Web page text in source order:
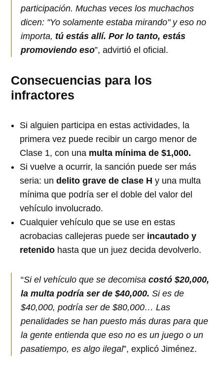
participación. Muchas veces los muchachos
dicen: "Yo solamente estaba mirando" y eso no
importa,tú estás allí. Por lo tanto, estás
promoviendo eso”, advirtió el oficial.
Consecuencias para los
infractores
Si alguien participa en estas actividades, la
primera vez puede recibir un cargo menor de
Clase 1, con una multa mínima de $1,000.
Si vuelve a ocurrir, la sanción puede ser más
seria: undelito grave de clase H y una multa
mínima que podría ser el doble del valor del
vehículo involucrado.
Cualquier vehículo que se use en estas
acrobacias callejeras puede ser incautado y
retenido hasta que un juez decida devolverlo.
“Si el vehículo que se decomisacostó $20,000,
la multa podría ser de $40,000. Si es de
$40,000, podría ser de $80,000… Las
penalidades se han puesto más duras para que
la gente entienda que eso no es un juego o un
pasatiempo, es algo ilegal”, explicó Jiménez.